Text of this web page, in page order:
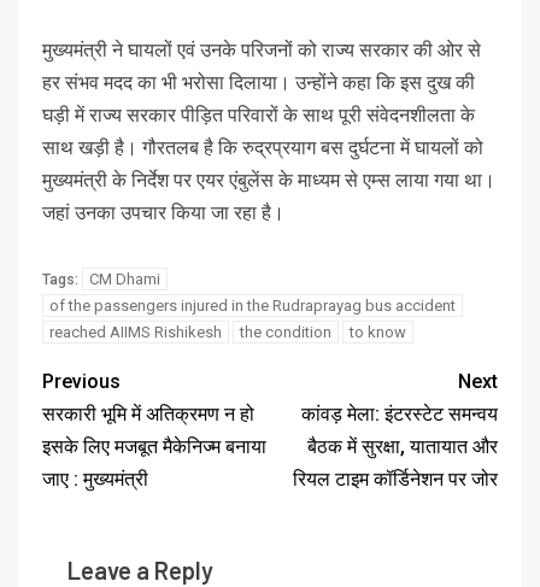
मुख्यमंत्री ने घायलों एवं उनके परिजनों को राज्य सरकार की ओर से
हर संभव मदद का भी भरोसा दिलाया। उन्होंने कहा कि इस दुख की
घड़ी में राज्य सरकार पीड़ित परिवारों के साथ पूरी संवेदनशीलता के
साथ खड़ी है। गौरतलब है कि रुद्रप्रयाग बस दुर्घटना में घायलों को
मुख्यमंत्री के निर्देश पर एयर एंबुलेंस के माध्यम से एम्स लाया गया था।
जहां उनका उपचार किया जा रहा है।
Tags:
CM Dhami
of the passengers injured in the Rudraprayag bus accident
reached AIIMS Rishikesh
the condition to know
Previous
सरकारी भूमि में अतिक्रमण न हो
इसके लिए मजबूत मैकेनिज्म बनाया
जाए : मुख्यमंत्री
Next
कांवड़ मेला: इंटरस्टेट समन्वय
बैठक में सुरक्षा, यातायात और
रियल टाइम कॉर्डिनेशन पर जोर
Leave a Reply